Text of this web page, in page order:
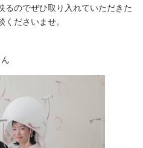
るのでぜひ取り入れていただきた
ださいませ。